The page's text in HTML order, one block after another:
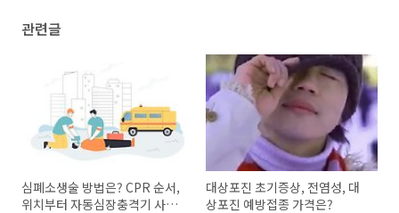
관련글
심폐소생술 방법은? CPR 순서,
위치부터 자동심장충격기 사용
대상포진 초기증상, 전염성, 대
상포진 예방접종 가격은?